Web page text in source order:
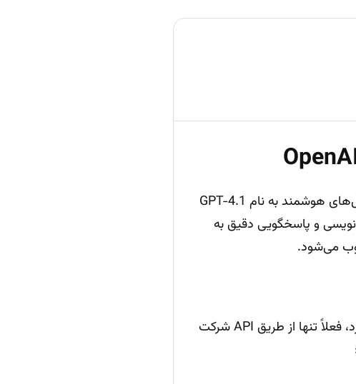
، شرکت OpenAI با معرفی خانواده جدیدی از مدل‌های هوشمند به نام GPT-4.1
و پاسخگویی دقیق به
می‌شود.
که در دسترس عموم کاربران چت جی‌پی‌تی قرار دارد، فعلاً تنها از طریق API شرکت